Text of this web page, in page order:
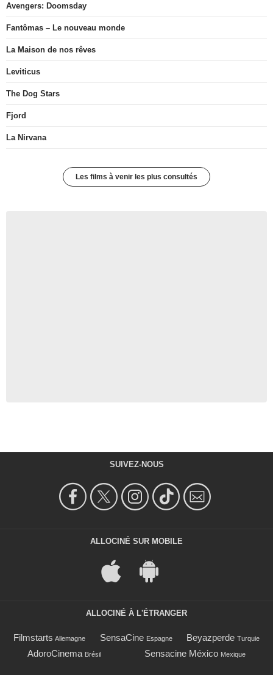
Avengers: Doomsday
Fantômas – Le nouveau monde
La Maison de nos rêves
Leviticus
The Dog Stars
Fjord
La Nirvana
Les films à venir les plus consultés
SUIVEZ-NOUS
ALLOCINÉ SUR MOBILE
ALLOCINÉ À L'ÉTRANGER
Filmstarts Allemagne SensaCine Espagne Beyazperde Turquie
AdoroCinema Brésil Sensacine México Mexique